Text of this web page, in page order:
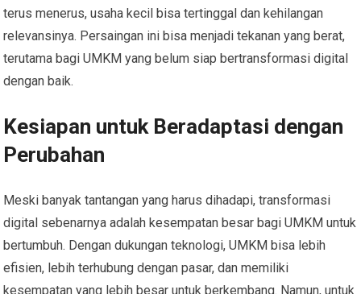
terus menerus, usaha kecil bisa tertinggal dan kehilangan
relevansinya. Persaingan ini bisa menjadi tekanan yang berat,
terutama bagi UMKM yang belum siap bertransformasi digital
dengan baik.
Kesiapan untuk Beradaptasi dengan
Perubahan
Meski banyak tantangan yang harus dihadapi, transformasi
digital sebenarnya adalah kesempatan besar bagi UMKM untuk
bertumbuh. Dengan dukungan teknologi, UMKM bisa lebih
efisien, lebih terhubung dengan pasar, dan memiliki
kesempatan yang lebih besar untuk berkembang. Namun, untuk